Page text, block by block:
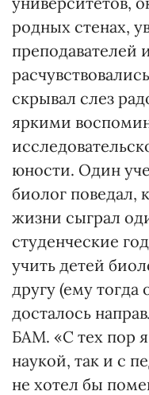
родных стенах,
преподавателей
скрывал слез
яркими
юности. Один
биолог поведал,
жизни сыграл
студенческие
учить детей
другу (ему тогда
досталось
БАМ. «С тех пор я
наукой, так и с
не хотел бы